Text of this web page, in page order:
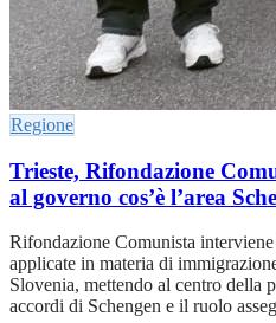
Regione
Trieste, Rifondazione
al governo cos’è l’area
Rifondazione Comunista
applicate in materia di
Slovenia, mettendo al centro della
accordi di Schengen e il ruolo